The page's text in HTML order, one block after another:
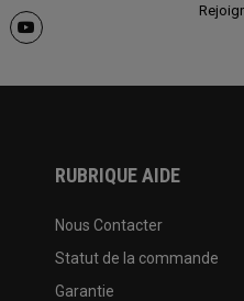
RUBRIQUE AIDE
Nous Contacter
Statut de la commande
Garantie